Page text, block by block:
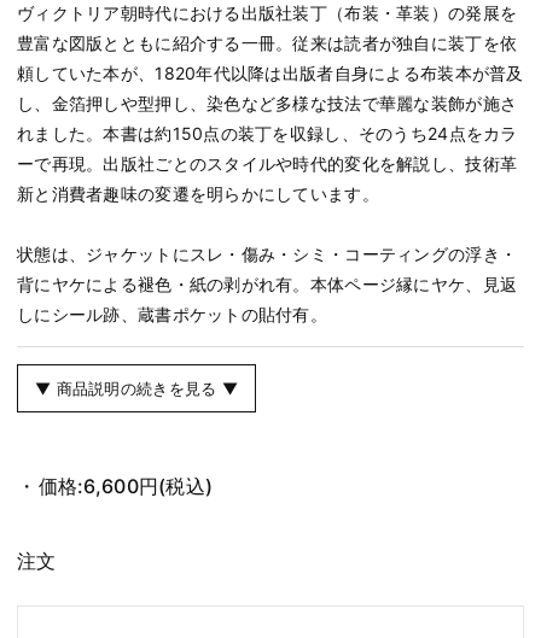
ヴィクトリア朝時代における出版社装丁（布装・革装）の発展を
豊富な図版とともに紹介する一冊。従来は読者が独自に装丁を依
頼していた本が、1820年代以降は出版者自身による布装本が普及
し、金箔押しや型押し、染色など多様な技法で華麗な装飾が施さ
れました。本書は約150点の装丁を収録し、そのうち24点をカラ
ーで再現。出版社ごとのスタイルや時代的変化を解説し、技術革
新と消費者趣味の変遷を明らかにしています。
状態は、ジャケットにスレ・傷み・シミ・コーティングの浮き・
背にヤケによる褪色・紙の剥がれ有。本体ページ縁にヤケ、見返
しにシール跡、蔵書ポケットの貼付有。
▼ 商品説明の続きを見る ▼
価格:6,600円(税込)
注文